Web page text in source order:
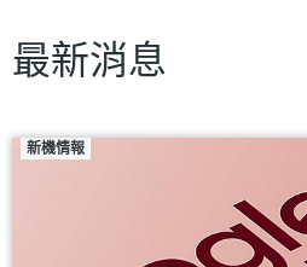
最新消息
新機情報